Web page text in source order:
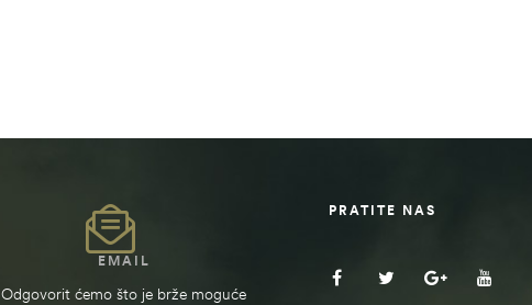
EMAIL
Odgovorit ćemo što je brže moguće
PRATITE NAS